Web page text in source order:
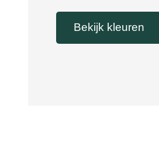
Bekijk kleuren